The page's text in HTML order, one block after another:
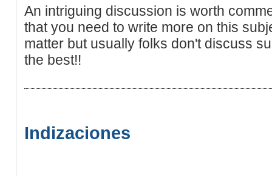
An intriguing discussion is worth
that you need to write more on this
matter but usually folks don't discuss
the best!!
Indizaciones